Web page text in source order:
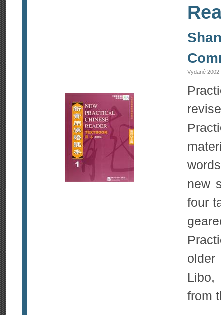
Vydané 2002
new
four
older
Libo,
from